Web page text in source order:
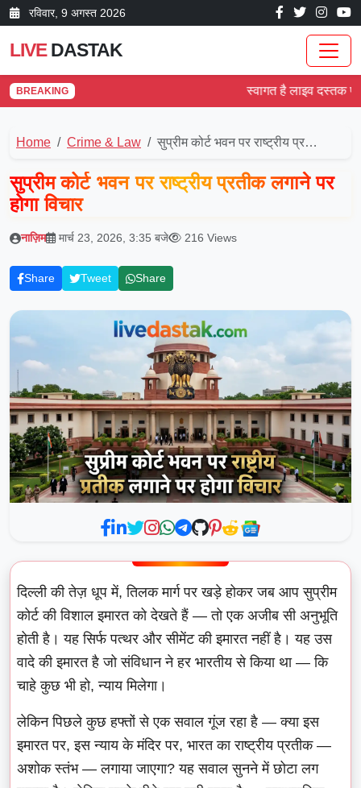
रविवार, 9 अगस्त 2026
LIVEDASTAK
BREAKING स्वागत है लाइव दस्तक पर!
Home Crime & Law सुप्रीम कोर्ट भवन पर राष्ट्रीय प्र…
सुप्रीम कोर्ट भवन पर राष्ट्रीय प्रतीक लगाने पर
होगा विचार
नाज़िम मार्च 23, 2026, 3:35 बजे 216 Views
Share Tweet Share
दिल्ली की तेज़ धूप में, तिलक मार्ग पर खड़े होकर जब आप सुप्रीम
कोर्ट की विशाल इमारत को देखते हैं — तो एक अजीब सी अनुभूति
होती है। यह सिर्फ पत्थर और सीमेंट की इमारत नहीं है। यह उस
वादे की इमारत है जो संविधान ने हर भारतीय से किया था — कि
चाहे कुछ भी हो, न्याय मिलेगा।
लेकिन पिछले कुछ हफ्तों से एक सवाल गूंज रहा है — क्या इस
इमारत पर, इस न्याय के मंदिर पर, भारत का राष्ट्रीय प्रतीक —
अशोक स्तंभ — लगाया जाएगा? यह सवाल सुनने में छोटा लग